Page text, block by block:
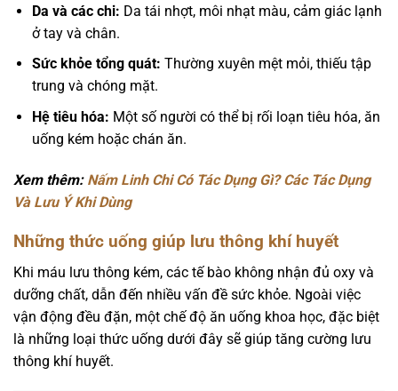
Da và các chi: Da tái nhợt, môi nhạt màu, cảm giác lạnh
ở tay và chân.
Sức khỏe tổng quát: Thường xuyên mệt mỏi, thiếu tập
trung và chóng mặt.
Hệ tiêu hóa: Một số người có thể bị rối loạn tiêu hóa, ăn
uống kém hoặc chán ăn.
Xem thêm: Nấm Linh Chi Có Tác Dụng Gì? Các Tác Dụng
Và Lưu Ý Khi Dùng
Những thức uống giúp lưu thông khí huyết
Khi máu lưu thông kém, các tế bào không nhận đủ oxy và
dưỡng chất, dẫn đến nhiều vấn đề sức khỏe. Ngoài việc
vận động đều đặn, một chế độ ăn uống khoa học, đặc biệt
là những loại thức uống dưới đây sẽ giúp tăng cường lưu
thông khí huyết.